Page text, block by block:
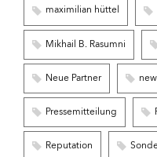
maximilian hüttel
Mikhail B. Rasumni
Neue Partner
Pressemitteilung
Reputation